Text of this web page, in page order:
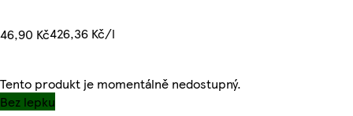
46,90 Kč426,36 Kč/l
Tento produkt je momentálně nedostupný.
Bez lepku